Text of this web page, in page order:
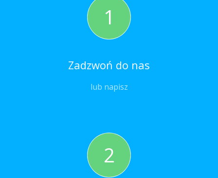
1
Zadzwoń do nas
lub napisz
2